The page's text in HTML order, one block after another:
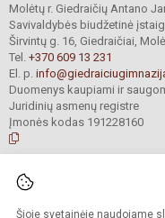
Šioje svetainėje naudojame
Molėtų r. Giedraičių Antano
Savivaldybės biudžetinė
Širvintų g. 16, Giedraičiai,
Tel. +370 609 13 231
El. p.
Duomenys kaupiami ir
Juridinių asmenų registre
Įmonės kodas 191228160
© 2023. Molėtų r. Giedraičių
Kopijuoti turinį be raštiško